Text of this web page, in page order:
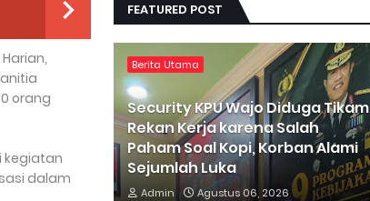
orang
kegiatan
dalam
FEATURED POST
Berita Utama
Security KPU Wajo Diduga Tikam
Rekan Kerja karena Salah
Paham Soal Kopi, Korban Alami
Sejumlah Luka
Admin Agustus 06, 2026